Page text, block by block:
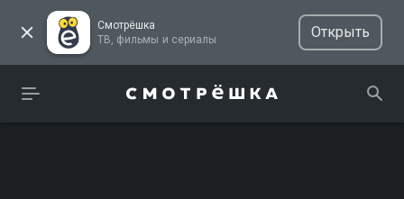
Смотрёшка
ТВ, фильмы и сериалы
Открыть